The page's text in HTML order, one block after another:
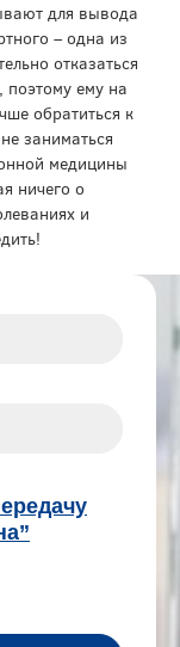
для вывода
– одна из
отказаться
поэтому ему на
обратиться к
заниматься
медицины
ничего о
и